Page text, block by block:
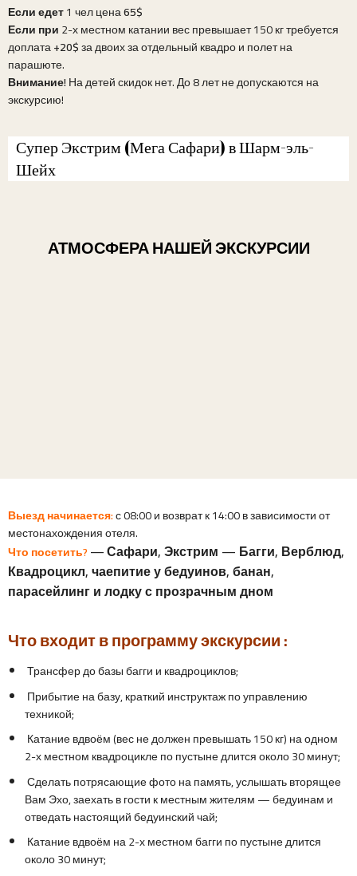
Если едет1 чел цена65$
Если при2-х местном катании вес превышает 150 кг требуется
доплата+20$за двоих за отдельный квадро и полет на
парашюте.
Внимание!На детей скидок нет. До 8 лет не допускаются на
экскурсию!
Супер Экстрим (Мега Сафари) в Шарм-эль-
Шейх
АТМОСФЕРА НАШЕЙ ЭКСКУРСИИ
Выезд начинается:с 08:00 и возврат к 14:00 в зависимости от
местонахождения отеля.
Что посетить?—Сафари, Экстрим — Багги, Верблюд,
Квадроцикл, чаепитие у бедуинов, банан,
парасейлинг и лодку с прозрачным дном
Что входит в программу экскурсии :
Трансфер до базы багги и квадроциклов;
Прибытие на базу, краткий инструктаж по управлению
техникой;
Катание вдвоём (вес не должен превышать 150 кг) на одном
2-х местном квадроцикле по пустыне длится около 30 минут;
Сделать потрясающие фото на память, услышать вторящее
Вам Эхо, заехать в гости к местным жителям — бедуинам и
отведать настоящий бедуинский чай;
Катание вдвоём на 2-х местном багги по пустыне длится
около 30 минут;